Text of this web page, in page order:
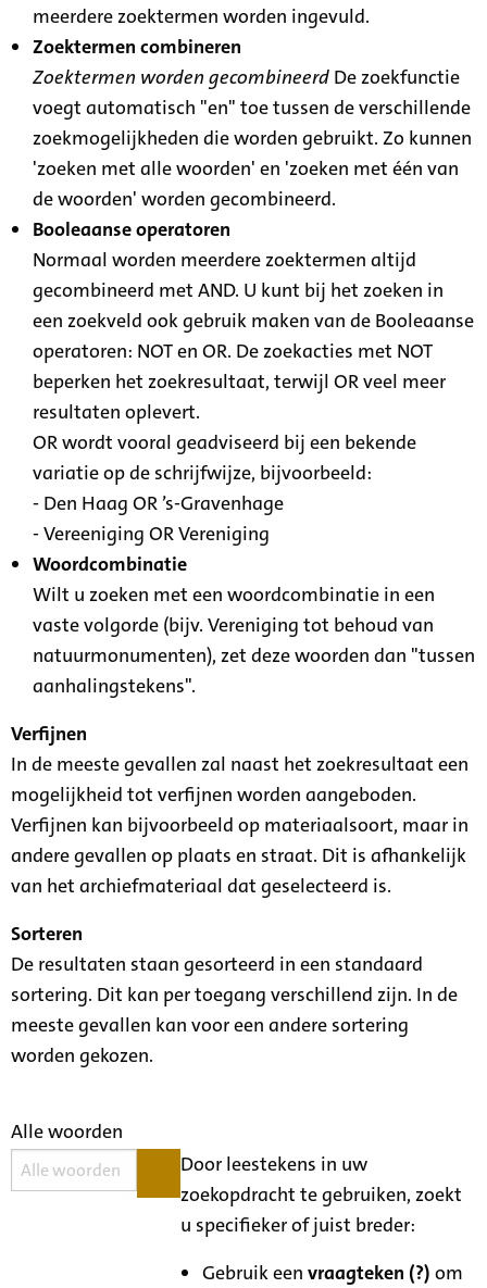
meerdere zoektermen worden ingevuld.
Zoektermen combineren
Zoektermen worden gecombineerd De zoekfunctie
voegt automatisch "en" toe tussen de verschillende
zoekmogelijkheden die worden gebruikt. Zo kunnen
'zoeken met alle woorden' en 'zoeken met één van
de woorden' worden gecombineerd.
Booleaanse operatoren
Normaal worden meerdere zoektermen altijd
gecombineerd met AND. U kunt bij het zoeken in
een zoekveld ook gebruik maken van de Booleaanse
operatoren: NOT en OR. De zoekacties met NOT
beperken het zoekresultaat, terwijl OR veel meer
resultaten oplevert.
OR wordt vooral geadviseerd bij een bekende
variatie op de schrijfwijze, bijvoorbeeld:
- Den Haag OR ’s-Gravenhage
- Vereeniging OR Vereniging
Woordcombinatie
Wilt u zoeken met een woordcombinatie in een
vaste volgorde (bijv. Vereniging tot behoud van
natuurmonumenten), zet deze woorden dan "tussen
aanhalingstekens".
Verfijnen
In de meeste gevallen zal naast het zoekresultaat een
mogelijkheid tot verfijnen worden aangeboden.
Verfijnen kan bijvoorbeeld op materiaalsoort, maar in
andere gevallen op plaats en straat. Dit is afhankelijk
van het archiefmateriaal dat geselecteerd is.
Sorteren
De resultaten staan gesorteerd in een standaard
sortering. Dit kan per toegang verschillend zijn. In de
meeste gevallen kan voor een andere sortering
worden gekozen.
Alle woorden
Door leestekens in uw
zoekopdracht te gebruiken, zoekt
u specifieker of juist breder:
Gebruik eenvraagteken (?) om